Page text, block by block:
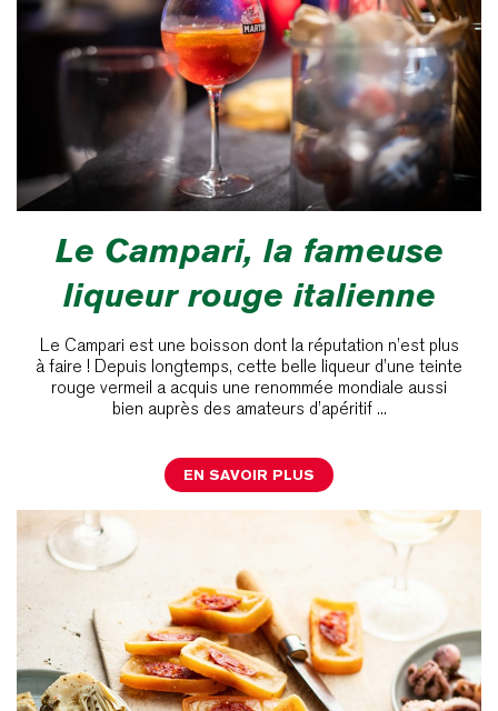
Le Campari, la fameuse
liqueur rouge italienne
Le Campari est une boisson dont la réputation n’est plus
à faire ! Depuis longtemps, cette belle liqueur d’une teinte
rouge vermeil a acquis une renommée mondiale aussi
bien auprès des amateurs d’apéritif ...
EN SAVOIR PLUS